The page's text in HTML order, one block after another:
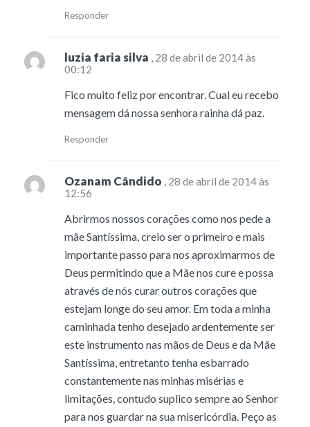
Responder
luzia faria silva , 28 de abril de 2014 às
00:12
Fico muito feliz por encontrar. Cual eu recebo
mensagem dá nossa senhora rainha dá paz.
Responder
Ozanam Cândido , 28 de abril de 2014 às
12:56
Abrirmos nossos corações como nos pede a
mãe Santíssima, creio ser o primeiro e mais
importante passo para nos aproximarmos de
Deus permitindo que a Mãe nos cure e possa
através de nós curar outros corações que
estejam longe do seu amor. Em toda a minha
caminhada tenho desejado ardentemente ser
este instrumento nas mãos de Deus e da Mãe
Santíssima, entretanto tenha esbarrado
constantemente nas minhas misérias e
limitações, contudo suplico sempre ao Senhor
para nos guardar na sua misericórdia. Peço as